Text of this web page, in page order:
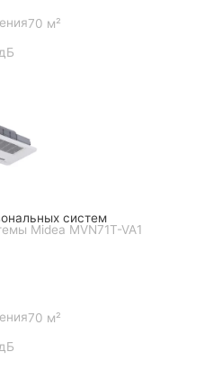
70 м²
систем
Midea MVN71T-VA1
70 м²